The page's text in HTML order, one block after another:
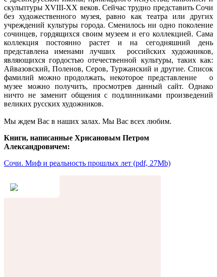
скульптуры ХVIII-ХХ веков. Сейчас трудно представить Сочи
без художественного музея, равно как театра или других
учреждений культуры города. Сменилось ни одно поколение
сочинцев, гордящихся своим музеем и его коллекцией. Сама
коллекция постоянно растет и на сегодняшний день
представлена именами лучших российских художников,
являющихся гордостью отечественной культуры, таких как:
Айвазовский, Поленов, Серов, Туржанский и другие. Список
фамилий можно продолжать, некоторое представление о
музее можно получить, просмотрев данный сайт. Однако
ничто не заменит общения с подлинниками произведений
великих русских художников.
Мы ждем Вас в наших залах. Мы Вас всех любим.
Книги, написанные Хрисановым Петром
Александровичем:
Сочи. Миф и реальность прошлых лет (pdf, 27Mb)